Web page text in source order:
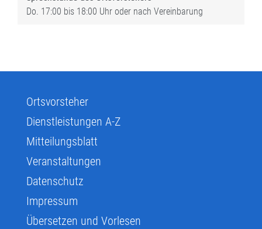
Do. 17:00 bis 18:00 Uhr oder nach Vereinbarung
Ortsvorsteher
Dienstleistungen A-Z
Mitteilungsblatt
Veranstaltungen
Datenschutz
Impressum
Übersetzen und Vorlesen